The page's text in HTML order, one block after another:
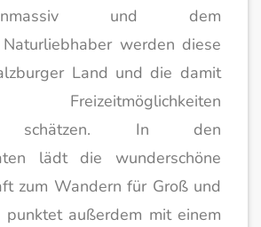
und dem
Naturliebhaber werden diese
Land und die damit
Freizeitmöglichkeiten
schätzen. In den
lädt die wunderschöne
zum Wandern für Groß und
punktet außerdem mit einem